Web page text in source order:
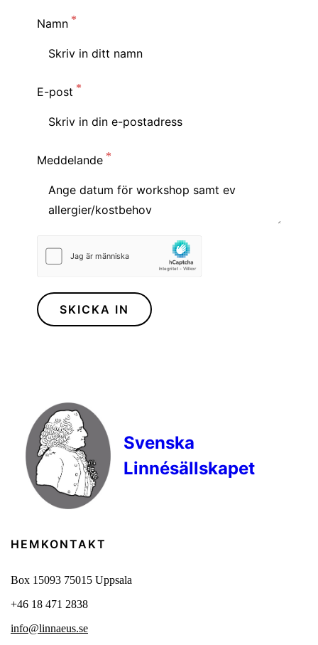
Namn
E-post
Meddelande
SKICKA IN
Svenska
Linnésällskapet
HEM KONTAKT
Box 15093 75015 Uppsala
+46 18 471 2838
info@linnaeus.se